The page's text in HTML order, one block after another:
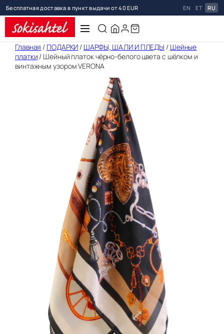
Бесплатная доставка в пункт выдачи от 40 EUR EN ET RU
Перейти
содержимому
Главная / ПОДАРКИ / ШАРФЫ, ШАЛИ И ПЛЕДЫ / Шейные
платки / Шейный платок чёрно-белого цвета с шёлком и
винтажным узором VERONA